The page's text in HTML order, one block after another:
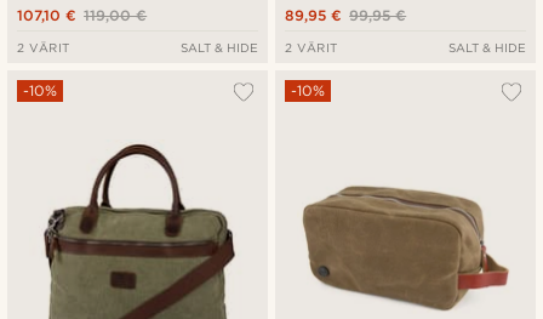
119,00 €
107,10 €
2 VÄRIT SALT & HIDE
99,95 €
89,95 €
2 VÄRIT SALT & HIDE
-10% -10%